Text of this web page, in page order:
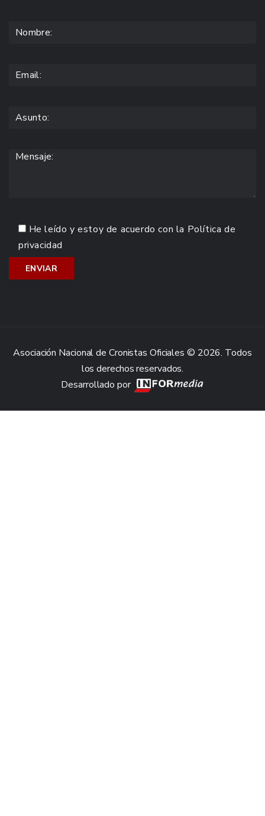
He leído y estoy de acuerdo con la Política de
privacidad
Asociación Nacional de Cronistas Oficiales © 2026. Todos
los derechos reservados.
Desarrollado por